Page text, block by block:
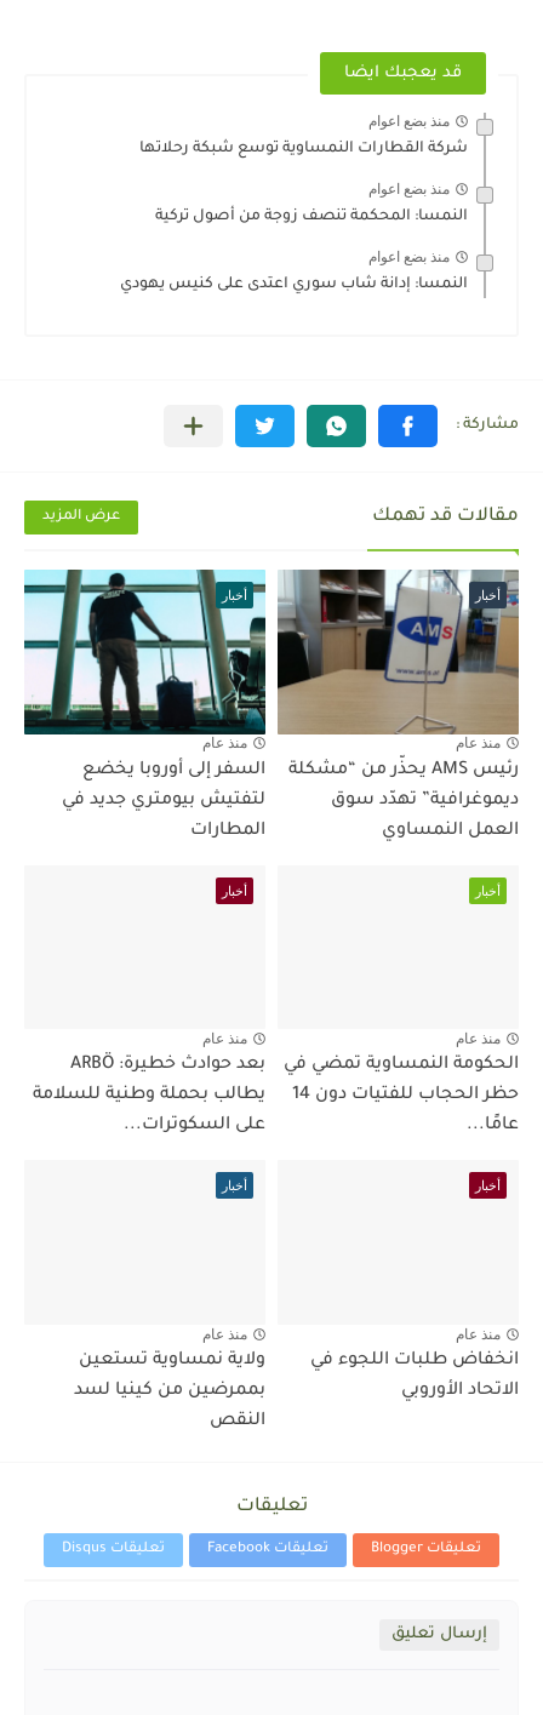
قد يعجبك ايضا
منذ بضع اعوام
شركة القطارات النمساوية توسع شبكة رحلاتها
منذ بضع اعوام
النمسا: المحكمة تنصف زوجة من أصول تركية
منذ بضع اعوام
النمسا: إدانة شاب سوري اعتدى على كنيس يهودي
مقالات قد تهمك عرض المزيد
أخبار
منذ عام
رئيس AMS يحذّر من “مشكلة
ديموغرافية” تهدّد سوق
العمل النمساوي
أخبار
منذ عام
السفر إلى أوروبا يخضع
لتفتيش بيومتري جديد في
المطارات
أخبار
منذ عام
الحكومة النمساوية تمضي في
حظر الحجاب للفتيات دون 14
عامًا...
أخبار
منذ عام
بعد حوادث خطيرة: ARBÖ
يطالب بحملة وطنية للسلامة
على السكوترات...
أخبار
منذ عام
انخفاض طلبات اللجوء في
الاتحاد الأوروبي
أخبار
منذ عام
ولاية نمساوية تستعين
بممرضين من كينيا لسد
النقص
تعليقات
تعليقات Blogger تعليقات Facebook تعليقات Disqus
إرسال تعليق